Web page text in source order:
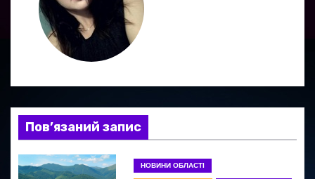
а
п
и
Пов’язаний запис
НОВИНИ ОБЛАСТІ